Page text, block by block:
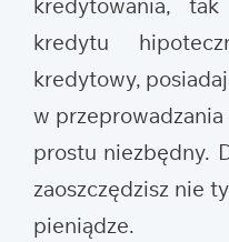
kredytowania,
kredytu
kredytowy,
w
prostu niezbędny.
zaoszczędzisz nie
pieniądze.